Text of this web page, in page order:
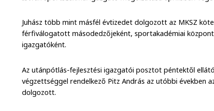
Juhász több mint másfél évtizedet dolgozott az MKSZ
férfiválogatott másodedzőjeként, sportakadémiai
igazgatóként.
Az utánpótlás-fejlesztési igazgatói posztot péntektől
végzettséggel rendelkező Pitz András az utóbbi években
dolgozott.